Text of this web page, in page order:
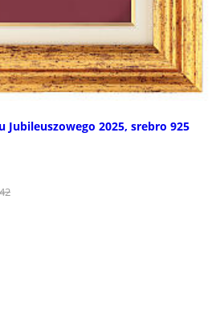
Jubileuszowego 2025, srebro 925